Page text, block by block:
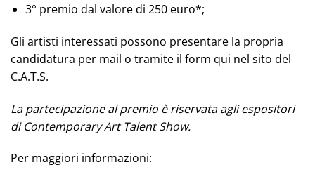
3° premio dal valore di 250 euro*;
Gli artisti interessati possono presentare la propria
candidatura per mail o tramite il form qui nel sito del
C.A.T.S.
La partecipazione al premio è riservata agli espositori
di Contemporary Art Talent Show.
Per maggiori informazioni: